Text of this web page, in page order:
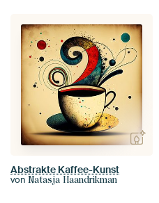
Abstrakte Kaffee-Kunst
von Natasja Haandrikman